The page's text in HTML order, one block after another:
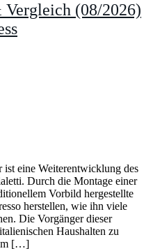
(08/2026)
eine Weiterentwicklung des
Durch die Montage einer
Vorbild hergestellte
herstellen, wie ihn viele
Die Vorgänger dieser
Haushalten zu
[…]